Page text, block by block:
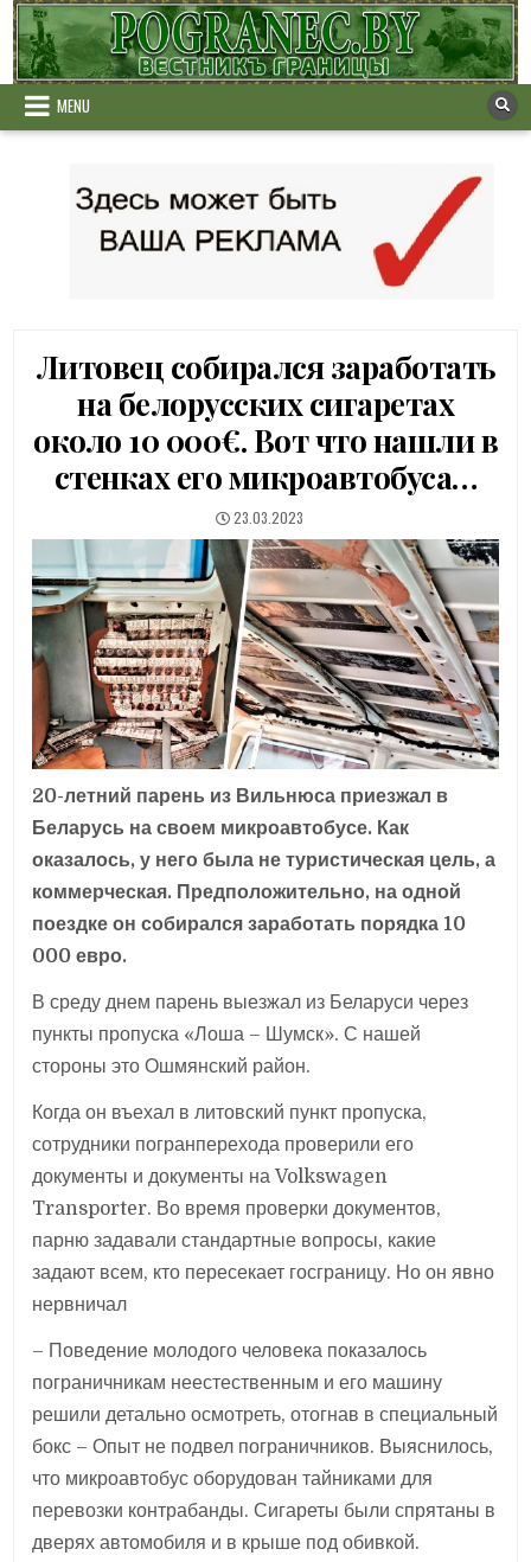
Skip
to
content
MENU
Литовец собирался заработать
на белорусских сигаретах
около 10 000€. Вот что нашли в
стенках его микроавтобуса…
PUBLISHED
DATE:
23.03.2023
20-летний парень из Вильнюса приезжал в
Беларусь на своем микроавтобусе. Как
оказалось, у него была не туристическая цель, а
коммерческая. Предположительно, на одной
поездке он собирался заработать порядка 10
000 евро.
В среду днем парень выезжал из Беларуси через
пункты пропуска «Лоша – Шумск». С нашей
стороны это Ошмянский район.
Когда он въехал в литовский пункт пропуска,
сотрудники погранперехода проверили его
документы и документы на Volkswagen
Transporter. Во время проверки документов,
парню задавали стандартные вопросы, какие
задают всем, кто пересекает госграницу. Но он явно
нервничал
– Поведение молодого человека показалось
пограничникам неестественным и его машину
решили детально осмотреть, отогнав в специальный
бокс – Опыт не подвел пограничников. Выяснилось,
что микроавтобус оборудован тайниками для
перевозки контрабанды. Сигареты были спрятаны в
дверях автомобиля и в крыше под обивкой.